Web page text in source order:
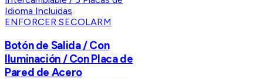
ENFORCER SECOLARM
Botón de Salida / Con
Iluminación / Con Placa de
Pared de Acero